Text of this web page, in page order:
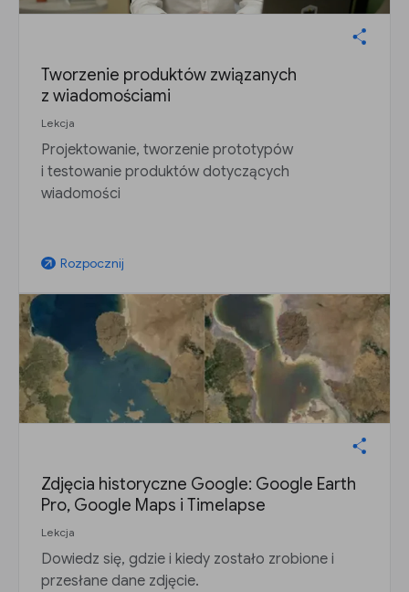
Tworzenie produktów związanych
z wiadomościami
Lekcja
Projektowanie, tworzenie prototypów
i testowanie produktów dotyczących
wiadomości
arrow_outward Rozpocznij
Zdjęcia historyczne Google: Google Earth
Pro, Google Maps i Timelapse
Lekcja
Dowiedz się, gdzie i kiedy zostało zrobione i
przesłane dane zdjęcie.